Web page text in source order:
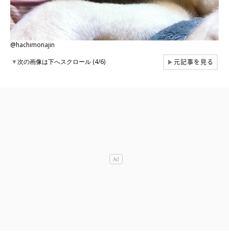
@hachimonajin
▼次の画像は下へスクロール (4/6) ▶元記事を見る